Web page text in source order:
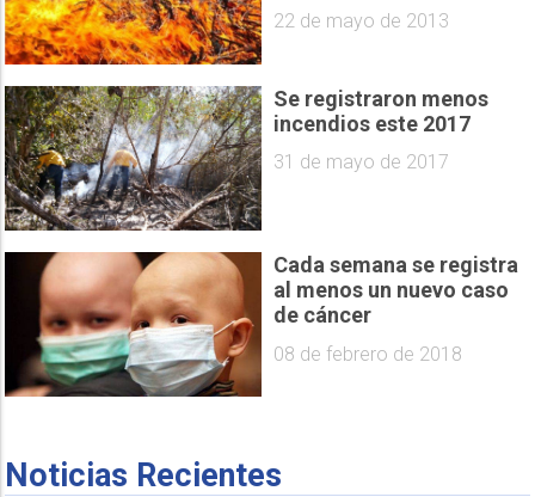
22 de mayo de 2013
Se registraron menos
incendios este 2017
31 de mayo de 2017
Cada semana se registra
al menos un nuevo caso
de cáncer
08 de febrero de 2018
Noticias Recientes